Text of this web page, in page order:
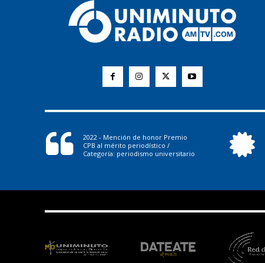
2022 - Mención de honor Premio
CPB al mérito periodístico /
Categoría: periodismo universitario